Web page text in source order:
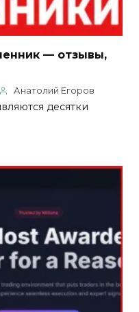
— отзывы,
Анатолий Егоров
десятки